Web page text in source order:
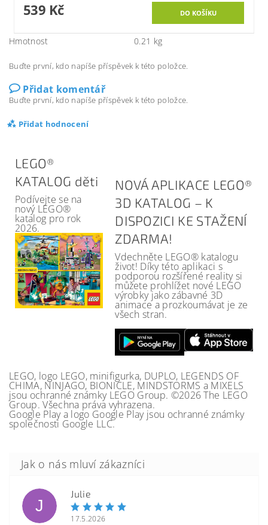
539 Kč
Hmotnost 0.21 kg
Buďte první, kdo napíše příspěvek k této položce.
Přidat komentář
Buďte první, kdo napíše příspěvek k této položce.
Přidat hodnocení
LEGO®
KATALOG děti
Podívejte se na
nový LEGO®
katalog pro rok
2026.
NOVÁ APLIKACE LEGO®
3D KATALOG – K
DISPOZICI KE STAŽENÍ
ZDARMA!
Vdechněte LEGO® katalogu
život! Díky této aplikaci s
podporou rozšířené reality si
můžete prohlížet nové LEGO
výrobky jako zábavné 3D
animace a prozkoumávat je ze
všech stran.
LEGO, logo LEGO, minifigurka, DUPLO, LEGENDS OF
CHIMA, NINJAGO, BIONICLE, MINDSTORMS a MIXELS
jsou ochranné známky LEGO Group. ©2026 The LEGO
Group. Všechna práva vyhrazena.
Google Play a logo Google Play jsou ochranné známky
společnosti Google LLC.
J
Julie
17.5.2026